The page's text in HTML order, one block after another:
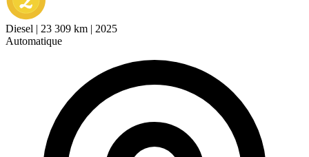
Diesel | 23 309 km | 2025
Automatique